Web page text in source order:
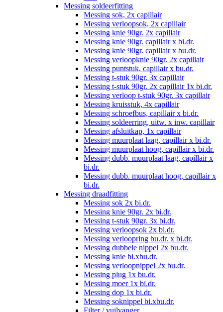
Messing soldeerfitting
Messing sok, 2x capillair
Messing verloopsok, 2x capillair
Messing knie 90gr. 2x capillair
Messing knie 90gr. capillair x bi.dr.
Messing knie 90gr. capillair x bu.dr.
Messing verloopknie 90gr. 2x capillair
Messing puntstuk, capillair x bu.dr.
Messing t-stuk 90gr. 3x capillair
Messing t-stuk 90gr. 2x capillair 1x bi.dr.
Messing verloop t-stuk 90gr. 3x capillair
Messing kruisstuk, 4x capillair
Messing schroefbus, capillair x bi.dr.
Messing soldeerring, uitw. x inw. capillair
Messing afsluitkap, 1x capillair
Messing muurplaat laag, capillair x bi.dr.
Messing muurplaat hoog, capillair x bi.dr.
Messing dubb. muurplaat laag, capillair x
bi.dr.
Messing dubb. muurplaat hoog, capillair x
bi.dr.
Messing draadfitting
Messing sok 2x bi.dr.
Messing knie 90gr. 2x bi.dr.
Messing t-stuk 90gr. 3x bi.dr.
Messing verloopsok 2x bi.dr.
Messing verloopring bu.dr. x bi.dr.
Messing dubbele nippel 2x bu.dr.
Messing knie bi.xbu.dr.
Messing verloopnippel 2x bu.dr.
Messing plug 1x bu.dr.
Messing moer 1x bi.dr.
Messing dop 1x bi.dr.
Messing soknippel bi.xbu.dr.
Filter / vuilvanger